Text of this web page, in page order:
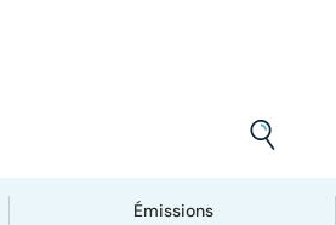
Émissions